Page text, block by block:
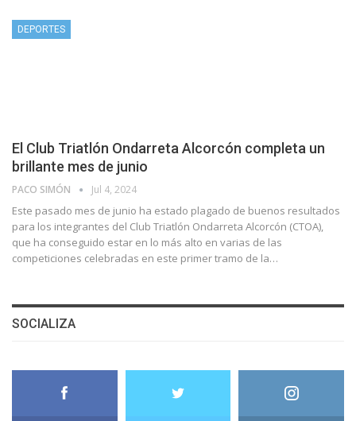
DEPORTES
El Club Triatlón Ondarreta Alcorcón completa un
brillante mes de junio
PACO SIMÓN Jul 4, 2024
Este pasado mes de junio ha estado plagado de buenos resultados
para los integrantes del Club Triatlón Ondarreta Alcorcón (CTOA),
que ha conseguido estar en lo más alto en varias de las
competiciones celebradas en este primer tramo de la…
SOCIALIZA